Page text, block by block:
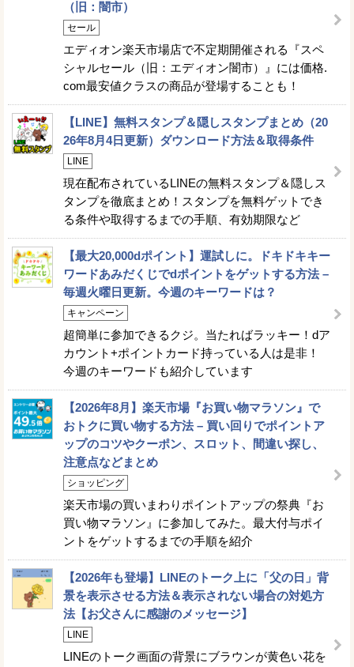
（旧：闇市）
セール
エディオン楽天市場店で不定期開催される『スペ
シャルセール（旧：エディオン闇市）』には価格.
com最安値クラスの商品が登場することも！
【LINE】無料スタンプ＆隠しスタンプまとめ（20
26年8月4日更新）ダウンロード方法＆取得条件
LINE
現在配布されているLINEの無料スタンプ＆隠しス
タンプを徹底まとめ！スタンプを無料ゲットでき
る条件や取得するまでの手順、有効期限など
【最大20,000dポイント】運試しに。ドキドキキー
ワードあみだくじでdポイントをゲットする方法 –
毎週火曜日更新。今週のキーワードは？
キャンペーン
超簡単に参加できるクジ。当たればラッキー！dア
カウント+ポイントカード持っている人は是非！
今週のキーワードも紹介しています
【2026年8月】楽天市場『お買い物マラソン』で
おトクに買い物する方法 – 買い回りでポイントア
ップのコツやクーポン、スロット、間違い探し、
注意点などまとめ
ショッピング
楽天市場の買いまわりポイントアップの祭典『お
買い物マラソン』に参加してみた。最大付与ポイ
ントをゲットするまでの手順を紹介
【2026年も登場】LINEのトーク上に「父の日」背
景を表示させる方法＆表示されない場合の対処方
法【お父さんに感謝のメッセージ】
LINE
LINEのトーク画面の背景にブラウンが黄色い花を